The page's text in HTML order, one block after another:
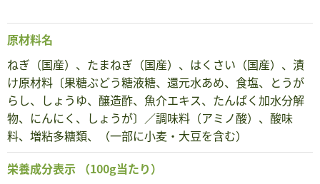
原材料名
ねぎ（国産）、たまねぎ（国産）、はくさい（国産）、漬
け原材料〔果糖ぶどう糖液糖、還元水あめ、食塩、とうが
らし、しょうゆ、醸造酢、魚介エキス、たんぱく加水分解
物、にんにく、しょうが〕／調味料（アミノ酸）、酸味
料、増粘多糖類、（一部に小麦・大豆を含む）
栄養成分表示 （100g当たり）